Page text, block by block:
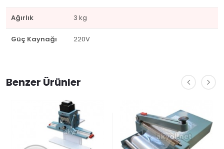
Ağırlık 3 kg
Güç Kaynağı 220V
Benzer Ürünler